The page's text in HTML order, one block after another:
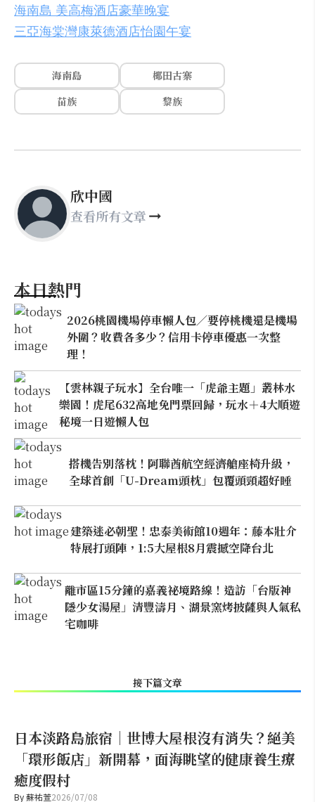
海南島 美高梅酒店豪華晚宴
三亞海棠灣康萊德酒店怡園午宴
海南島
椰田古寨
苗族
黎族
欣中國
查看所有文章
本日熱門
2026桃園機場停車懶人包／要停桃機還是機場
外圍？收費各多少？信用卡停車優惠一次整
理！
【雲林親子玩水】全台唯一「虎爺主題」叢林水
樂園！虎尾632高地免門票回歸，玩水＋4大順遊
秘境一日遊懶人包
搭機告別落枕！阿聯酋航空經濟艙座椅升級，
全球首創「U-Dream頭枕」包覆頭頸超好睡
建築迷必朝聖！忠泰美術館10週年：藤本壯介
特展打頭陣，1:5大屋根8月震撼空降台北
離市區15分鐘的嘉義祕境路線！造訪「台版神
隱少女湯屋」清豐濤月、湖景窯烤披薩與人氣私
宅咖啡
接下篇文章
日本淡路島旅宿｜世博大屋根沒有消失？絕美
「環形飯店」新開幕，面海眺望的健康養生療
癒度假村
By蘇祐萱2026/07/08